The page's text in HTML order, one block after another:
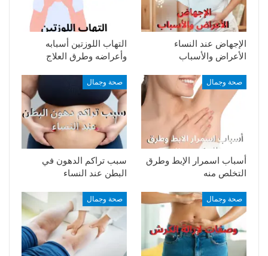
الإجهاض عند النساء
الأعراض والأسباب
التهاب اللوزتين أسبابه
وأعراضه وطرق العلاج
صحة وجمال
أسباب اسمرار الإبط وطرق
التخلص منه
صحة وجمال
سبب تراكم الدهون في
البطن عند النساء
صحة وجمال صحة وجمال